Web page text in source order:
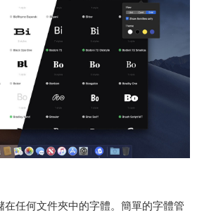
任何文件夾中的字體。簡單的字體管